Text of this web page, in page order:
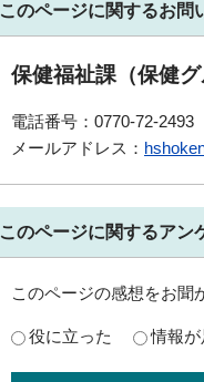
このページに関するお問
保健福祉課（保健グ
電話番号：0770-72-2493
メールアドレス：
このページに関するアン
このページの感想をお聞
役に立った 情報が